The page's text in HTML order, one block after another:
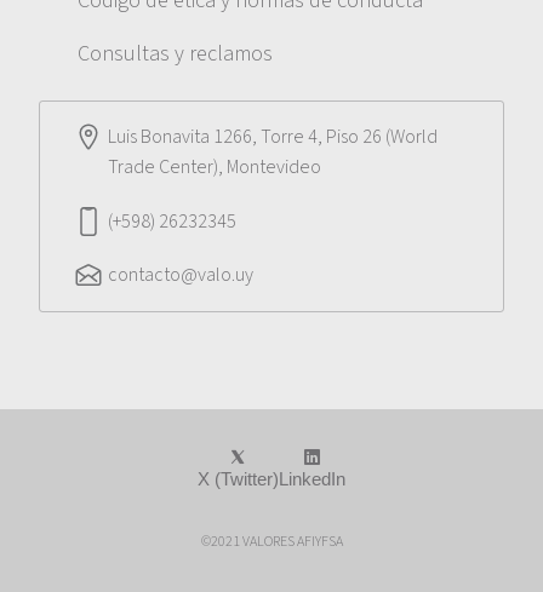
Consultas y reclamos
Luis Bonavita 1266, Torre 4, Piso 26 (World
Trade Center), Montevideo
(+598) 26232345
contacto@valo.uy
©2021 VALORES AFIYFSA
X (Twitter)LinkedIn